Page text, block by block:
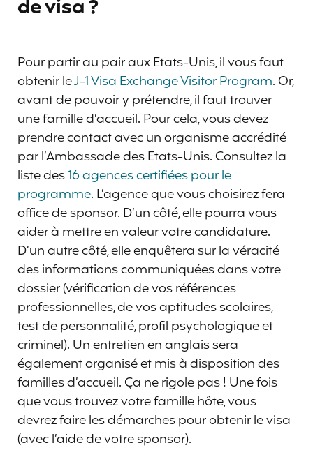
de visa ?
Pour partir au pair aux Etats-Unis, il vous faut
obtenir leJ-1 Visa Exchange Visitor Program. Or,
avant de pouvoir y prétendre, il faut trouver
une famille d’accueil. Pour cela, vous devez
prendre contact avec un organisme accrédité
par l’Ambassade des Etats-Unis. Consultez la
liste des16 agences certifiées pour le
programme. L’agence que vous choisirez fera
office de sponsor. D’un côté, elle pourra vous
aider à mettre en valeur votre candidature.
D’un autre côté, elle enquêtera sur la véracité
des informations communiquées dans votre
dossier (vérification de vos références
professionnelles, de vos aptitudes scolaires,
test de personnalité, profil psychologique et
criminel). Un entretien en anglais sera
également organisé et mis à disposition des
familles d’accueil. Ça ne rigole pas ! Une fois
que vous trouvez votre famille hôte, vous
devrez faire les démarches pour obtenir le visa
(avec l’aide de votre sponsor).